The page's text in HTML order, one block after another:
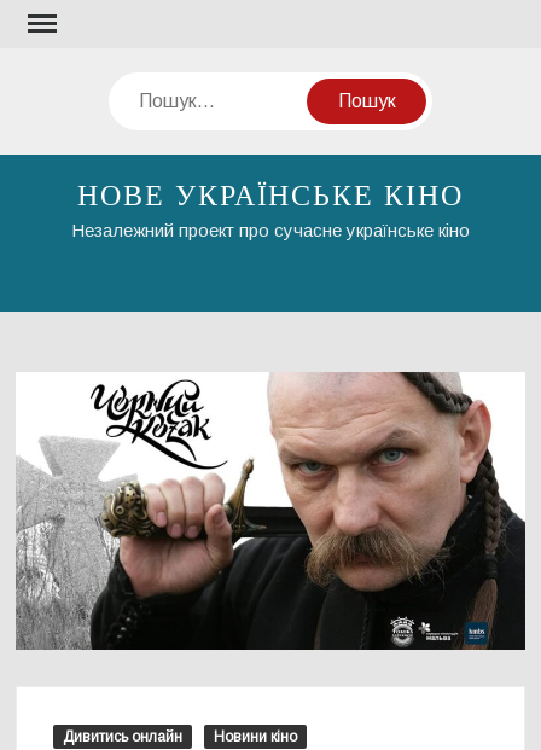
Перейти
Пошук
НОВЕ УКРАЇНСЬКЕ КІНО
Незалежний проект про сучасне українське кіно
Дивитись онлайн Новини кіно